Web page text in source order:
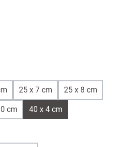
nicht verfügbar.)
25 x 7 cm 25 x 8 cm
cm 40 x 4 cm